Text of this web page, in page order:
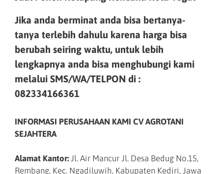
Jika anda berminat anda bisa bertanya-
tanya terlebih dahulu karena harga bisa
berubah seiring waktu, untuk lebih
lengkapnya anda bisa menghubungi kami
melalui SMS/WA/TELPON di :
082334166361
INFORMASI PERUSAHAAN KAMI CV AGROTANI
SEJAHTERA
Alamat Kantor: Jl. Air Mancur Jl. Desa Bedug No.15,
Rembang, Kec. Ngadiluwih, Kabupaten Kediri, Jawa